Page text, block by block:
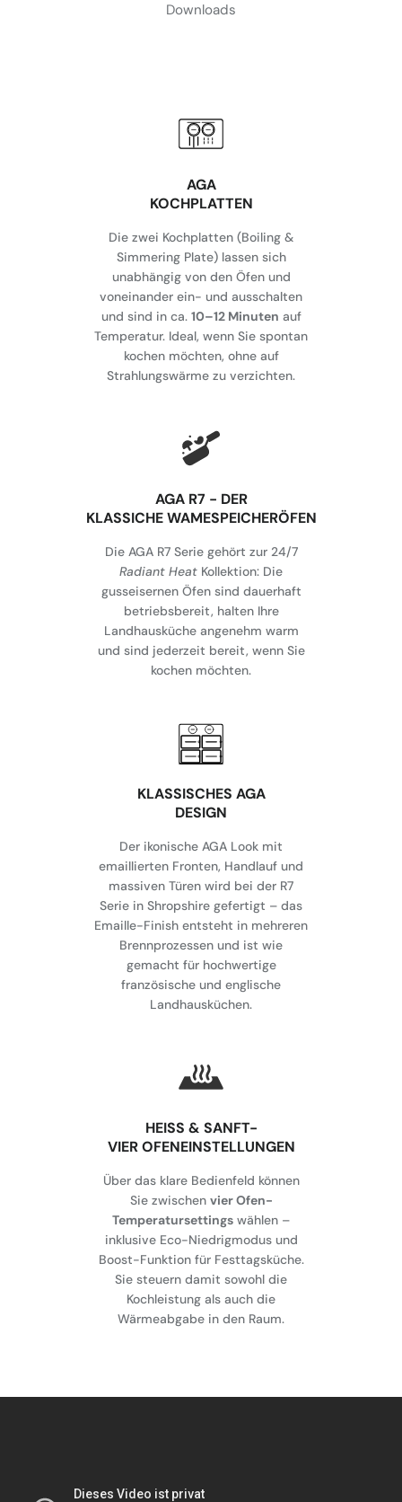
Downloads
AGA
KOCHPLATTEN
Die zwei Kochplatten (Boiling &
Simmering Plate) lassen sich
unabhängig von den Öfen und
voneinander ein- und ausschalten
und sind in ca. 10–12 Minuten auf
Temperatur. Ideal, wenn Sie spontan
kochen möchten, ohne auf
Strahlungswärme zu verzichten.
AGA R7 - DER
KLASSICHE WAMESPEICHERÖFEN
Die AGA R7 Serie gehört zur 24/7
Radiant Heat Kollektion: Die
gusseisernen Öfen sind dauerhaft
betriebsbereit, halten Ihre
Landhausküche angenehm warm
und sind jederzeit bereit, wenn Sie
kochen möchten.
KLASSISCHES AGA
DESIGN
Der ikonische AGA Look mit
emaillierten Fronten, Handlauf und
massiven Türen wird bei der R7
Serie in Shropshire gefertigt – das
Emaille-Finish entsteht in mehreren
Brennprozessen und ist wie
gemacht für hochwertige
französische und englische
Landhausküchen.
HEISS & SANFT-
VIER OFENEINSTELLUNGEN
Über das klare Bedienfeld können
Sie zwischen vier Ofen-
Temperatursettings wählen –
inklusive Eco-Niedrigmodus und
Boost-Funktion für Festtagsküche.
Sie steuern damit sowohl die
Kochleistung als auch die
Wärmeabgabe in den Raum.